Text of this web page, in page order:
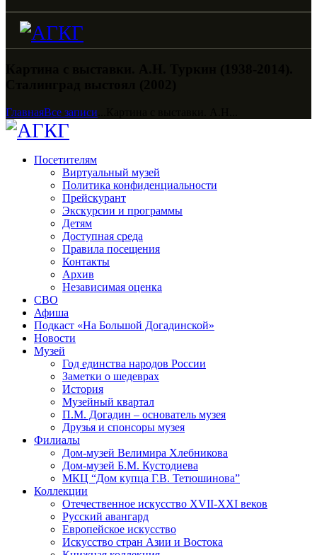
ГлавнаяВсе записи
Посетителям
Виртуальный музей
Политика конфиденциальности
Прейскурант
Экскурсии и программы
Детям
Доступная среда
Правила посещения
Контакты
Архив
Независимая оценка
СВО
Афиша
Подкаст «На Большой Догадинской»
Новости
Музей
Год единства народов России
Заметки о шедеврах
История
Музейный квартал
П.М. Догадин – основатель музея
Друзья и спонсоры музея
Филиалы
Дом-музей Велимира Хлебникова
Дом-музей Б.М. Кустодиева
МКЦ “Дом купца Г.В. Тетюшинова”
Коллекции
Отечественное искусство XVII-XXI веков
Русский авангард
Европейское искусство
Искусство стран Азии и Востока